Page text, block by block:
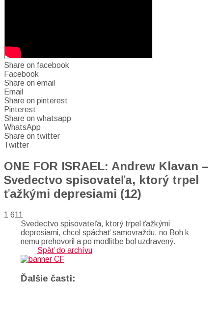
Share on facebook
Facebook
Share on email
Email
Share on pinterest
Pinterest
Share on whatsapp
WhatsApp
Share on twitter
Twitter
ONE FOR ISRAEL: Andrew Klavan –
Svedectvo spisovateľa, ktorý trpel
ťažkými depresiami (12)
1 611
Svedectvo spisovateľa, ktorý trpel ťažkými
depresiami, chcel spáchať samovraždu, no Boh k
nemu prehovoril a po modlitbe bol uzdravený.
Späť do archívu
Ďalšie časti: